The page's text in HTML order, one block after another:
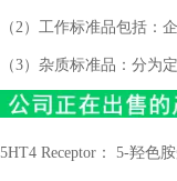
（2）工作标准品包括：
（3）杂质标准品：分为
5HT4 Receptor ： 5-羟色